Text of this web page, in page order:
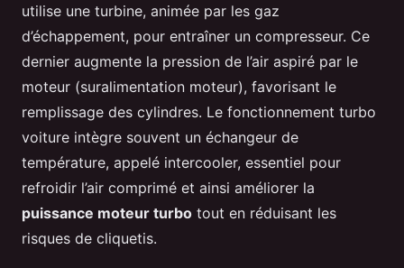
utilise une turbine, animée par les gaz
d’échappement, pour entraîner un compresseur. Ce
dernier augmente la pression de l’air aspiré par le
moteur (suralimentation moteur), favorisant le
remplissage des cylindres. Le fonctionnement turbo
voiture intègre souvent un échangeur de
température, appelé intercooler, essentiel pour
refroidir l’air comprimé et ainsi améliorer la
puissance moteur turbo tout en réduisant les
risques de cliquetis.